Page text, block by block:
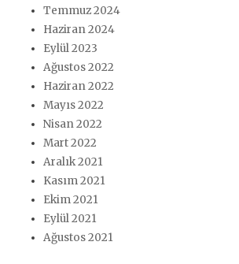
Temmuz 2024
Haziran 2024
Eylül 2023
Ağustos 2022
Haziran 2022
Mayıs 2022
Nisan 2022
Mart 2022
Aralık 2021
Kasım 2021
Ekim 2021
Eylül 2021
Ağustos 2021